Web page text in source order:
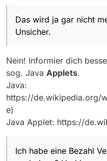
Das wird ja gar nicht
Unsicher.
Nein! Informier dich
sog. Java Applets.
Java:
https://de.wikipedia.org/
e)
Java Applet: https://
Ich habe eine Bezahl